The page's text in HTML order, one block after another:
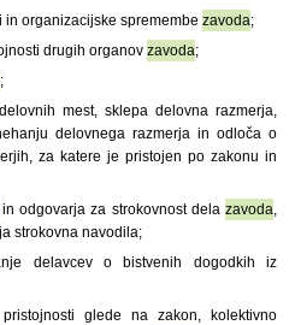
organizacijske spremembe zavoda;
drugih organov zavoda;
;
mest, sklepa delovna razmerja,
delovnega razmerja in odloča o
za katere je pristojen po zakonu in
odgovarja za strokovnost dela zavoda,
strokovna navodila;
delavcev o bistvenih dogodkih iz
glede na zakon, kolektivno